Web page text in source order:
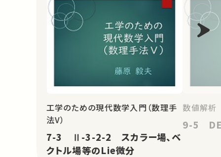
工学のための現代数学入門（数理手
法V）
7-3 Ⅱ-3-2-2 スカラー場、ベ
クトル場等のLie微分
数値解析
9-5 DE